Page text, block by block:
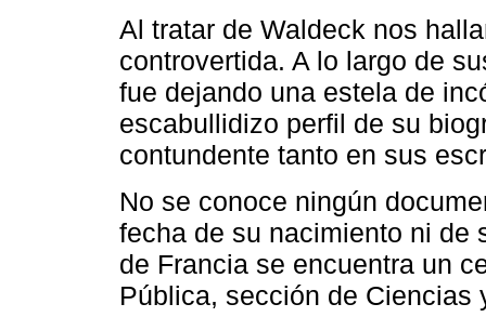
Al tratar de Waldeck nos
controvertida. A lo largo de
fue dejando una estela de
escabullidizo perfil de su
contundente tanto en sus
No se conoce ningún
fecha de su nacimiento ni de
de Francia se encuentra un
Pública, sección de Ciencias